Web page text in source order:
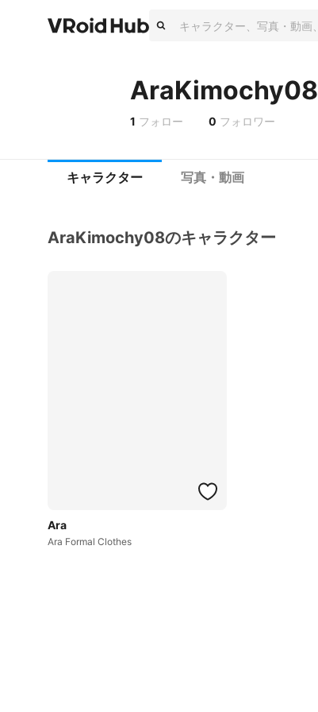
AraKimochy08
1 フォロー 0 フォロワー
キャラクター 写真・動画
AraKimochy08のキャラクター
Ara
Ara Formal Clothes